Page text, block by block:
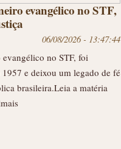
evangélico no STF,
06/08/2026 - 13:47:44
no STF, foi
e deixou um legado de fé
brasileira.Leia a matéria